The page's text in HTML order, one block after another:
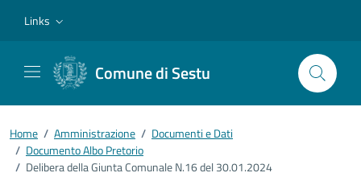
Links
Comune di Sestu
Home / Amministrazione / Documenti e Dati
/ Documento Albo Pretorio
/ Delibera della Giunta Comunale N.16 del 30.01.2024